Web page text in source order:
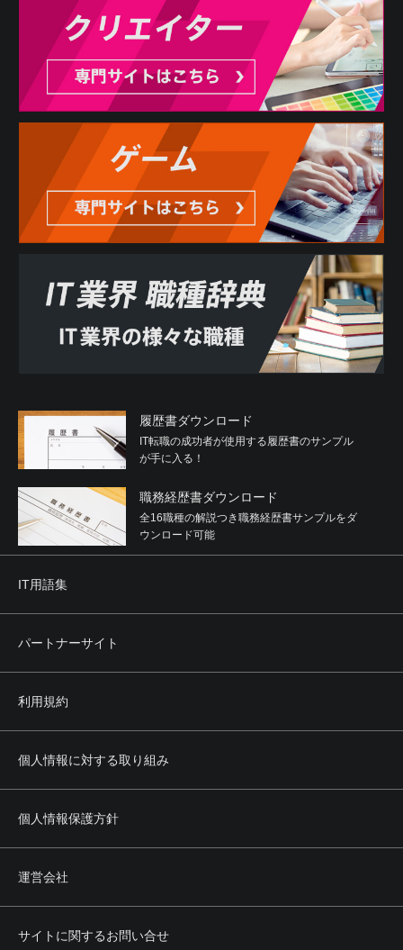
履歴書ダウンロード
IT転職の成功者が使用する履歴書のサンプル
が手に入る！
職務経歴書ダウンロード
全16職種の解説つき職務経歴書サンプルをダ
ウンロード可能
IT用語集
パートナーサイト
利用規約
個人情報に対する取り組み
個人情報保護方針
運営会社
サイトに関するお問い合せ